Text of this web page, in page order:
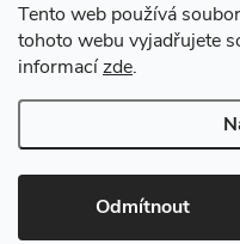
Tento web používá
tohoto webu vyjadřujete
informacízde.
Odmítnout
Z
á
p
a
Copyright 2026